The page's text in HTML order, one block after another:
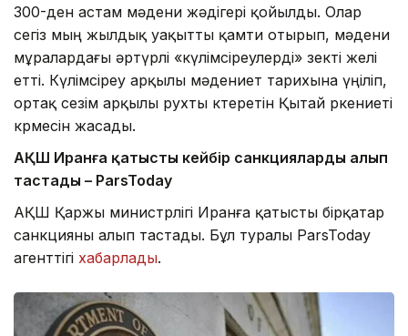
300-ден астам мәдени жәдігері қойылды. Олар
сегіз мың жылдық уақытты қамти отырып, мәдени
мұралардағы әртүрлі «күлімсіреулерді» өзекті желі
етті. Күлімсіреу арқылы мәдениет тарихына үңіліп,
ортақ сезім арқылы рухты көтеретін Қытай өркениеті
көрмесін жасады.
АҚШ Иранға қатысты кейбір санкцияларды алып
тастады – ParsToday
АҚШ Қаржы министрлігі Иранға қатысты бірқатар
санкцияны алып тастады. Бұл туралы ParsToday
агенттігі хабарлады.